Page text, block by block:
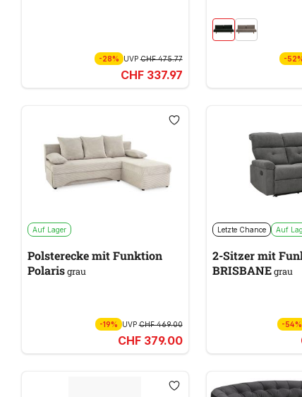
-28% UVPCHF 475.77
CHF 337.97
-
Auf Lager
Polsterecke mit Funktion
Polarisgrau
-19% UVPCHF 469.00
CHF 379.00
Letzte Chance Auf
2-Sitzer mit
BRISBANEgrau
-54%